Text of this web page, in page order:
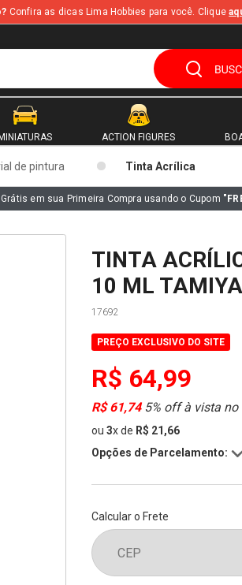
Confira as dicas Lima Hobbies para você. Clique
ACTION FIGURES
de pintura Tinta Acrílica
em sua Primeira Compra usando o Cupom
TINTA
10 ML
17692
PREÇO EXCLUSIVO DO SITE
R$ 64,99
R$ 61,745% off à vista no
ou 3xde R$ 21,66
Opções de Parcelamento:
Calcular o Frete